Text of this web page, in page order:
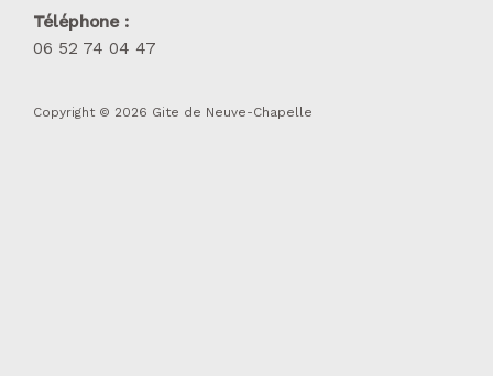
Téléphone :
06 52 74 04 47
Copyright © 2026 Gite de Neuve-Chapelle